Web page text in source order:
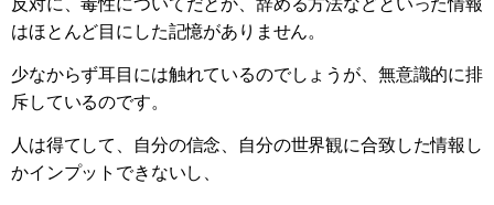
はほとんど目にした記憶がありません。
少なからず耳目には触れているのでしょうが、無意識的に排
斥しているのです。
人は得てして、自分の信念、自分の世界観に合致した情報し
かインプットできないし、